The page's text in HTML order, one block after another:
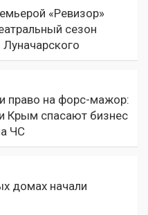
«Ревизор»
сезон
право на форс-мажор:
Крым спасают бизнес
ЧС
домах начали